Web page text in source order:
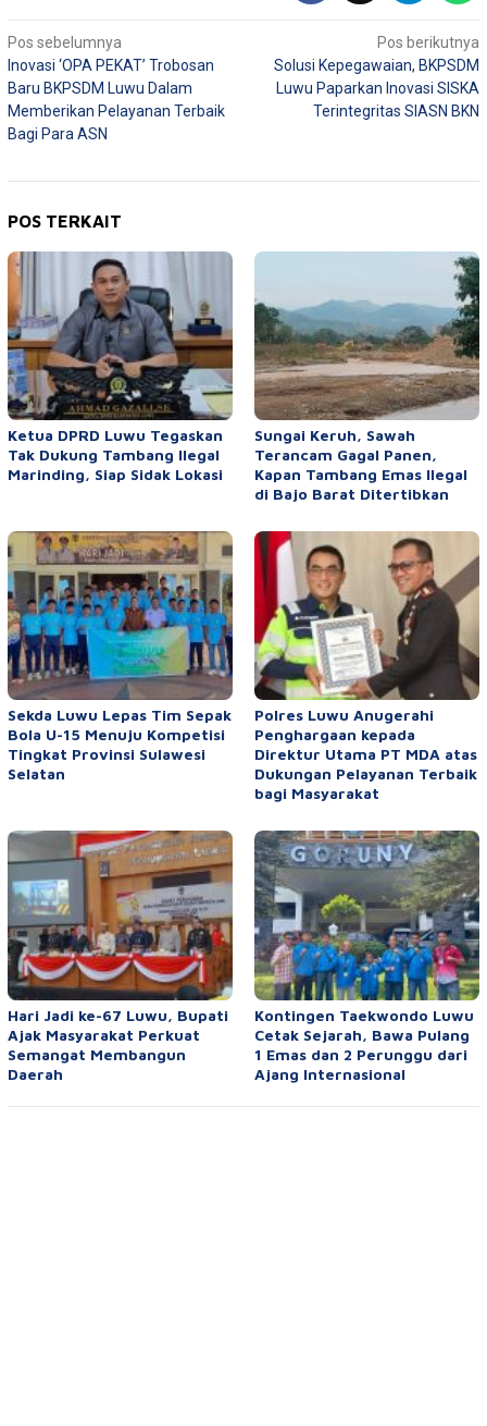
Navigasi
pos
Pos sebelumnya
Inovasi ‘OPA PEKAT’ Trobosan
Baru BKPSDM Luwu Dalam
Memberikan Pelayanan Terbaik
Bagi Para ASN
Pos berikutnya
Solusi Kepegawaian, BKPSDM
Luwu Paparkan Inovasi SISKA
Terintegritas SIASN BKN
POS TERKAIT
Ketua DPRD Luwu Tegaskan
Tak Dukung Tambang Ilegal
Marinding, Siap Sidak Lokasi
Sungai Keruh, Sawah
Terancam Gagal Panen,
Kapan Tambang Emas Ilegal
di Bajo Barat Ditertibkan
Sekda Luwu Lepas Tim Sepak
Bola U-15 Menuju Kompetisi
Tingkat Provinsi Sulawesi
Selatan
Polres Luwu Anugerahi
Penghargaan kepada
Direktur Utama PT MDA atas
Dukungan Pelayanan Terbaik
bagi Masyarakat
Hari Jadi ke-67 Luwu, Bupati
Ajak Masyarakat Perkuat
Semangat Membangun
Daerah
Kontingen Taekwondo Luwu
Cetak Sejarah, Bawa Pulang
1 Emas dan 2 Perunggu dari
Ajang Internasional